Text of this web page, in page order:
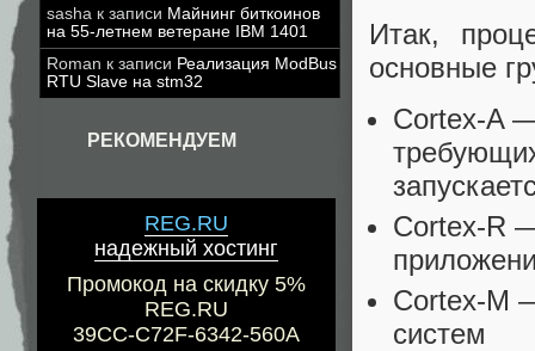
sasha к записи Майнинг биткоинов
на 55-летнем ветеране IBM 1401
Roman к записи Реализация ModBus
RTU Slave на stm32
РЕКОМЕНДУЕМ
REG.RU
надежный хостинг
Промокод на скидку 5%
REG.RU
39CC-C72F-6342-560A
Итак,
основные
Cortex-A
Cortex-R
Cortex-M
систем